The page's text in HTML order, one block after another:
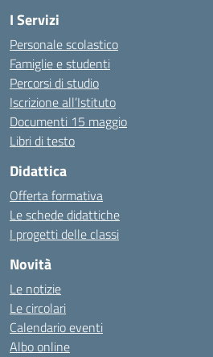
I Servizi
Personale scolastico
Famiglie e studenti
Percorsi di studio
Iscrizione all’Istituto
Documenti 15 maggio
Libri di testo
Didattica
Offerta formativa
Le schede didattiche
I progetti delle classi
Novità
Le notizie
Le circolari
Calendario eventi
Albo online